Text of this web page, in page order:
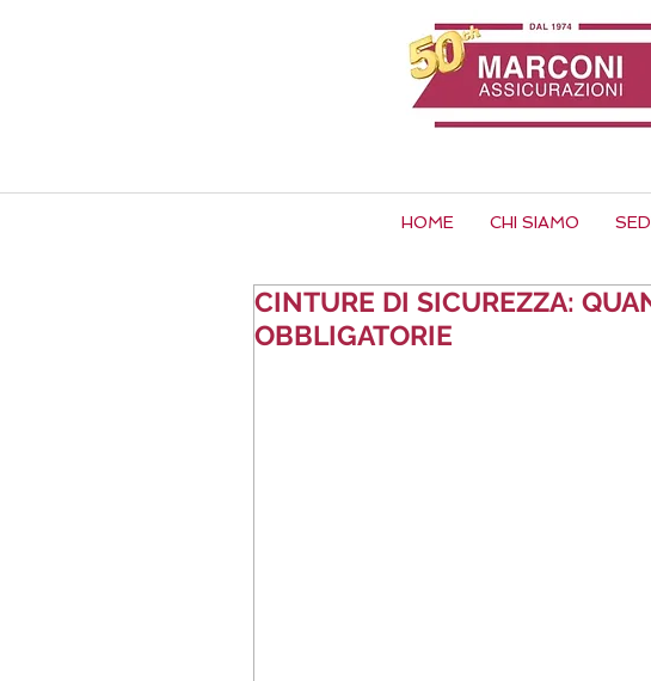
HOME CHI SIAMO
CINTURE DI SICUREZZA:
OBBLIGATORIE